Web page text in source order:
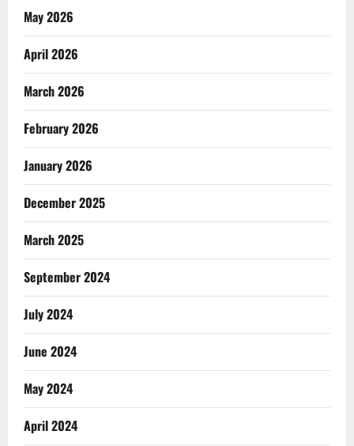
May 2026
April 2026
March 2026
February 2026
January 2026
December 2025
March 2025
September 2024
July 2024
June 2024
May 2024
April 2024